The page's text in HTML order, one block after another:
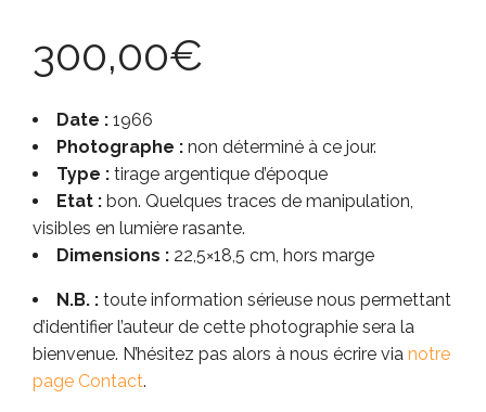
300,00€
Date : 1966
Photographe : non déterminé à ce jour.
Type : tirage argentique d’époque
Etat : bon. Quelques traces de manipulation,
visibles en lumière rasante.
Dimensions : 22,5×18,5 cm, hors marge
N.B. : toute information sérieuse nous permettant
d’identifier l’auteur de cette photographie sera la
bienvenue. N’hésitez pas alors à nous écrire via notre
page Contact.